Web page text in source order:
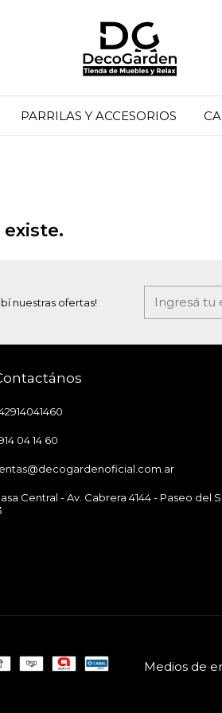
PARRILAS Y ACCESORIOS
nuestras ofertas!
04 14 60
Central - Av. Cabrera 4144 - Paseo del
Medios de